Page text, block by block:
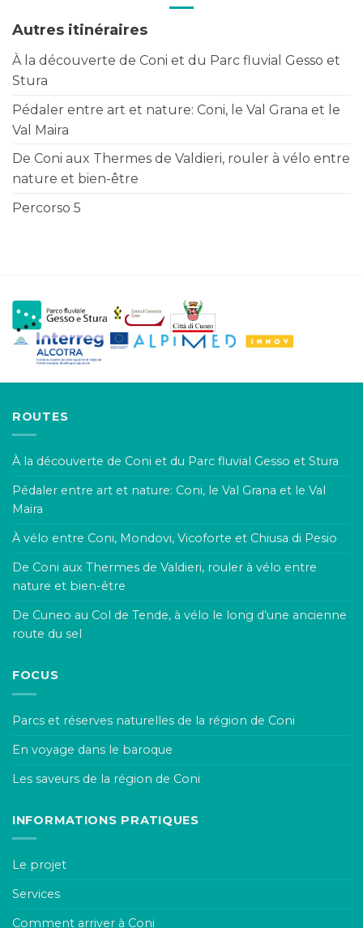
Autres itinéraires
À la découverte de Coni et du Parc fluvial Gesso et
Stura
Pédaler entre art et nature: Coni, le Val Grana et le
Val Maira
De Coni aux Thermes de Valdieri, rouler à vélo entre
nature et bien-être
Percorso 5
ROUTES
À la découverte de Coni et du Parc fluvial Gesso et Stura
Pédaler entre art et nature: Coni, le Val Grana et le Val
Maira
À vélo entre Coni, Mondovi, Vicoforte et Chiusa di Pesio
De Coni aux Thermes de Valdieri, rouler à vélo entre
nature et bien-être
De Cuneo au Col de Tende, à vélo le long d’une ancienne
route du sel
FOCUS
Parcs et réserves naturelles de la région de Coni
En voyage dans le baroque
Les saveurs de la région de Coni
INFORMATIONS PRATIQUES
Le projet
Services
Comment arriver à Coni